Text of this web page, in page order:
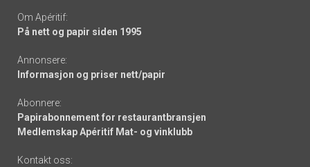
Om Apéritif:
På nett og papir siden 1995
Annonsere:
Informasjon og priser nett/papir
Abonnere:
Papirabonnement for restaurantbransjen
Medlemskap Apéritif Mat- og vinklubb
Kontakt oss: